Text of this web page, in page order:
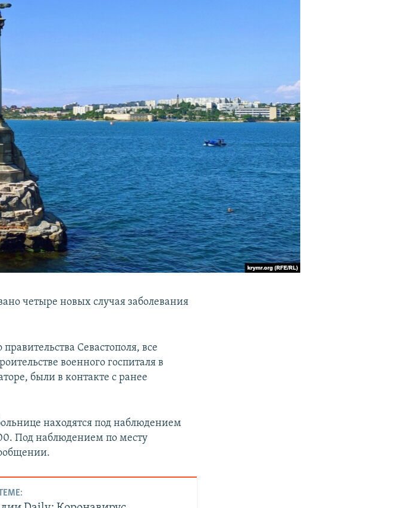
четыре новых случая заболевания
Севастополя, все
военного госпиталя в
были в контакте с ранее
находятся под наблюдением
Под наблюдением по месту